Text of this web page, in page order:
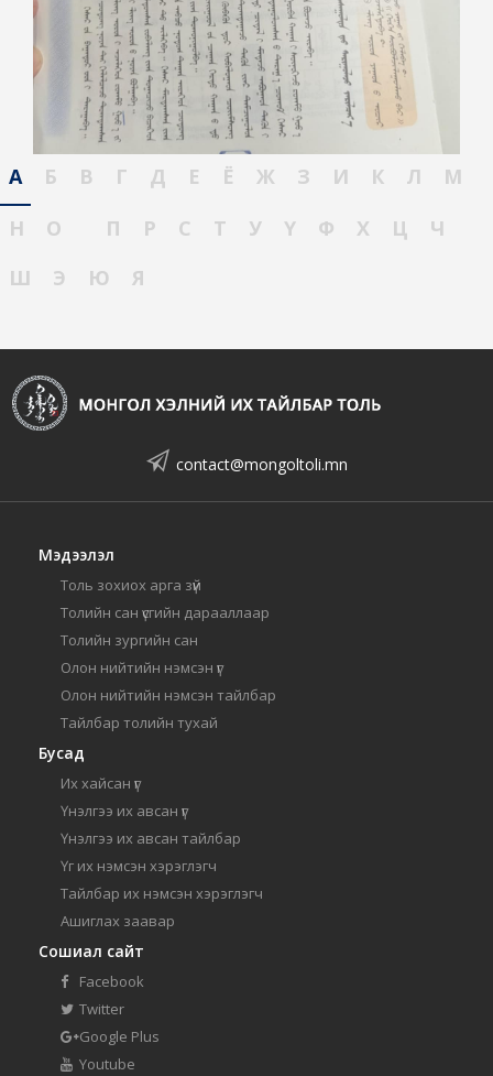
А Б В Г Д Е Ё Ж З И К Л
М
Н
О П Р С Т У Ү Ф Х Ц
Ч
Ш
Э Ю Я
contact@mongoltoli.mn
Мэдээлэл
Толь зохиох арга зүй
Толийн сан үсгийн дарааллаар
Толийн зургийн сан
Олон нийтийн нэмсэн үг
Олон нийтийн нэмсэн тайлбар
Тайлбар толийн тухай
Бусад
Их хайсан үг
Үнэлгээ их авсан үг
Үнэлгээ их авсан тайлбар
Үг их нэмсэн хэрэглэгч
Тайлбар их нэмсэн хэрэглэгч
Ашиглах заавар
Сошиал сайт
Facebook
Twitter
Google Plus
Youtube